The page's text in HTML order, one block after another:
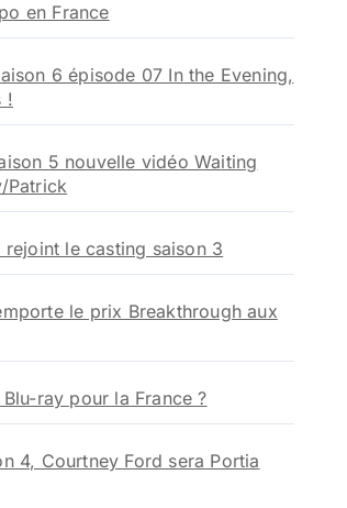
en France
6 épisode 07 In the Evening,
!
5 nouvelle vidéo Waiting
Patrick
rejoint le casting saison 3
le prix Breakthrough aux
ray pour la France ?
4, Courtney Ford sera Portia